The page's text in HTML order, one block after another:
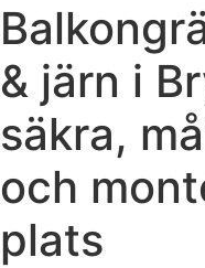
& järn i
säkra,
och
plats